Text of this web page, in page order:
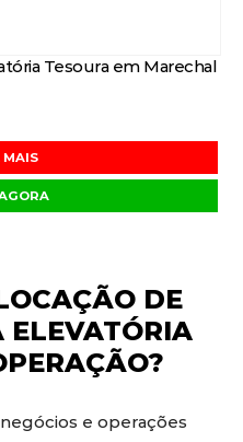
Tesoura em Marechal
MAIS
DE
ELEVATÓRIA
e operações